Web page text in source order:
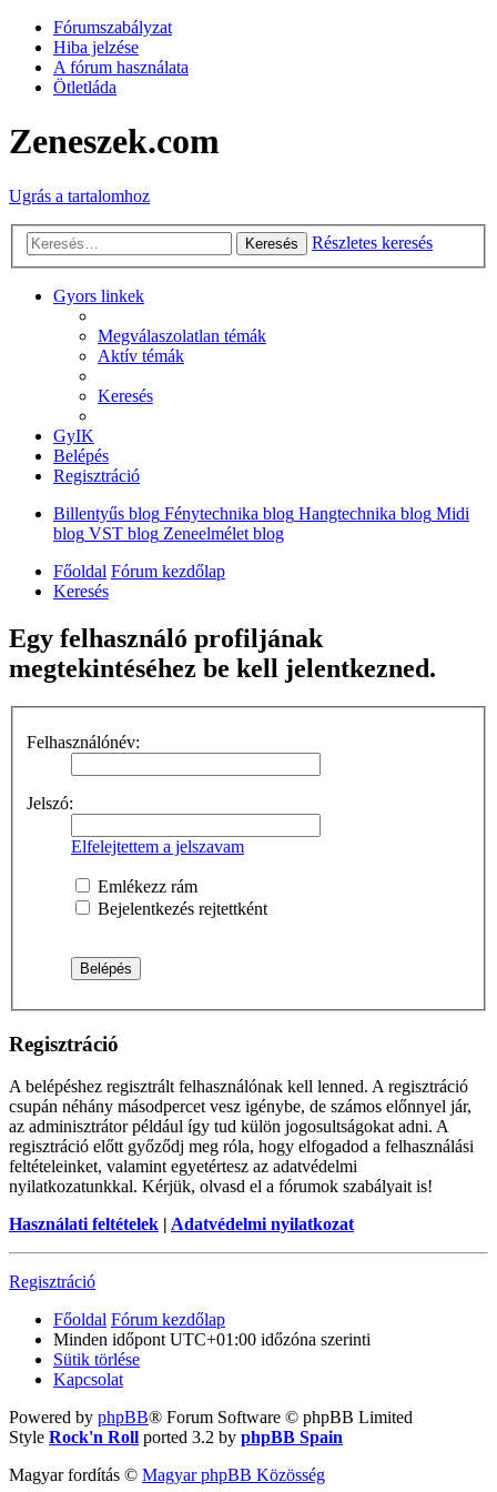
Fórumszabályzat
Hiba jelzése
A fórum használata
Ötletláda
Zeneszek.com
Ugrás a tartalomhoz
Keresés Részletes keresés
Gyors linkek
Megválaszolatlan témák
Aktív témák
Keresés
GyIK
Belépés
Regisztráció
Billentyűs blog Fénytechnika blog Hangtechnika blog Midi
blog VST blog Zeneelmélet blog
Főoldal Fórum kezdőlap
Keresés
Egy felhasználó profiljának
megtekintéséhez be kell jelentkezned.
Felhasználónév:
Jelszó:
Elfelejtettem a jelszavam
Emlékezz rám
Bejelentkezés rejtettként
Regisztráció
A belépéshez regisztrált felhasználónak kell lenned. A regisztráció
csupán néhány másodpercet vesz igénybe, de számos előnnyel jár,
az adminisztrátor például így tud külön jogosultságokat adni. A
regisztráció előtt győződj meg róla, hogy elfogadod a felhasználási
feltételeinket, valamint egyetértesz az adatvédelmi
nyilatkozatunkkal. Kérjük, olvasd el a fórumok szabályait is!
Használati feltételek | Adatvédelmi nyilatkozat
Regisztráció
Főoldal Fórum kezdőlap
Minden időpont UTC+01:00 időzóna szerinti
Sütik törlése
Kapcsolat
Powered by phpBB® Forum Software © phpBB Limited
Style Rock'n Roll ported 3.2 by phpBB Spain
Magyar fordítás © Magyar phpBB Közösség